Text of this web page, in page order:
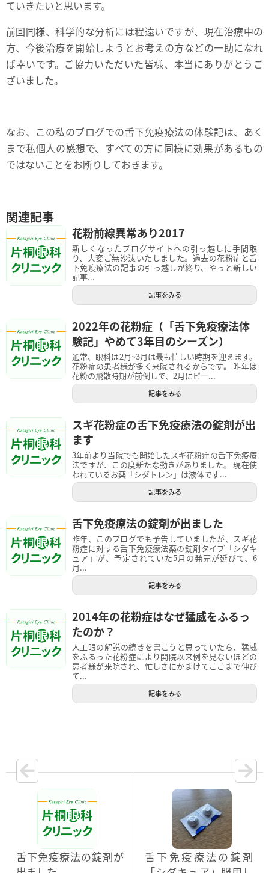
ていきたいと思います。
前回同様、科学的な分析には程遠いですが、現在治療中の
方、今後治療を開始しようとお考えの方などの一助になれ
ば幸いです。ご協力いただいた皆様、本当にありがとうご
ざいました。
なお、この私のブログでの舌下免疫療法の体験記は、あく
まで私個人の感想で、すべての方に同様に効果があるもの
ではないことをお断りしておきます。
関連記事
花粉前線異常あり2017
新しくなったブログサイトへの引っ越しに手間取
り、大変ご無沙汰いたしました。過去の花粉症と舌
下免疫療法の記事の引っ越しが終り、やっと新しい
記事...
記事をみる
2022年の花粉症（「舌下免疫療法体
験記」やめて3年目のシーズン）
通常、眼科は2月~3月は最も忙しい時期を迎えます。
花粉症の患者様が多く来院されるからです。 昨年は
花粉の飛散時期が前倒しで、2月にピー...
記事をみる
スギ花粉症の舌下免疫療法の錠剤が出
ます
3年前より当院でも開始したスギ花粉症の舌下免疫療
法ですが、この度新たな動きがありました。 現在使
われているお薬「シダトレン」は液体です...
記事をみる
舌下免疫療法の錠剤が出ました
昨年、このブログでも予告していましたが、スギ花
粉症に対する舌下免疫療法薬の錠剤タイプ「シダキ
ュア」が、予定されていた5月の発売が延びて、6
月...
記事をみる
2014年の花粉症はなぜ猛威をふるっ
たのか？
人工眼の解説の続きを書こうと思っていたら、猛威
をふるった花粉症により開院以来例を見ないほどの
患者様が来院され、忙しさにかまけてここまで伸び
て...
記事をみる
舌下免疫療法の錠剤が
舌下免疫療法の錠剤